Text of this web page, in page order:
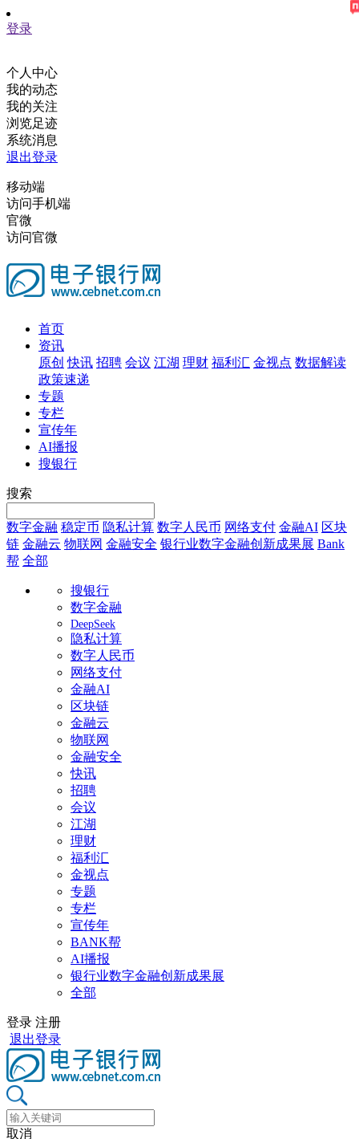
登录
个人中心
我的动态
我的关注
浏览足迹
系统消息
退出登录
移动端
访问手机端
官微
访问官微
首页
资讯
原创 快讯 招聘 会议 江湖 理财 福利汇 金视点 数据解读
政策速递
专题
专栏
宣传年
AI播报
搜银行
搜索
数字金融 稳定币 隐私计算 数字人民币 网络支付 金融AI 区块
链 金融云 物联网 金融安全 银行业数字金融创新成果展 Bank
帮 全部
搜银行
数字金融
DeepSeek
隐私计算
数字人民币
网络支付
金融AI
区块链
金融云
物联网
金融安全
快讯
招聘
会议
江湖
理财
福利汇
金视点
专题
专栏
宣传年
BANK帮
AI播报
银行业数字金融创新成果展
全部
登录 注册
退出登录
取消